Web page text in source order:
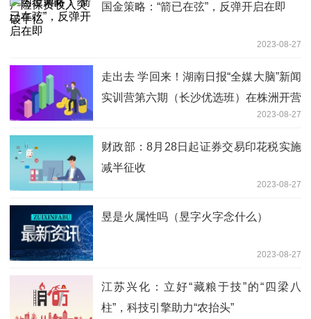
国金策略：“箭已在弦”，反弹开启在即
2023-08-27
走出去 学回来！湖南日报“全媒大脑”新闻
实训营第六期（长沙优选班）在株洲开营
2023-08-27
财政部：8月28日起证券交易印花税实施
减半征收
2023-08-27
昱是火属性吗（昱字火字念什么）
2023-08-27
江苏兴化：立好“藏粮于技”的“四梁八
柱”，科技引擎助力“农抬头”